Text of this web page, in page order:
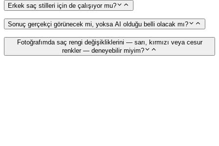
Erkek saç stilleri için de çalışıyor mu?
Sonuç gerçekçi görünecek mi, yoksa AI olduğu belli olacak mı?
Fotoğrafımda saç rengi değişikliklerini — sarı, kırmızı veya cesur
renkler — deneyebilir miyim?